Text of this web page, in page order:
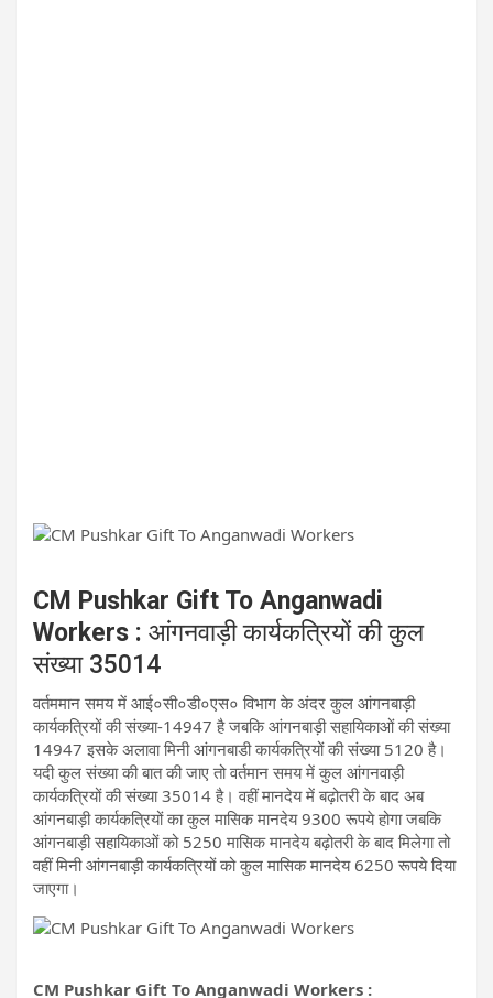
CM Pushkar Gift To Anganwadi
Workers : आंगनवाड़ी कार्यकत्रियों की कुल
संख्या 35014
वर्तममान समय में आई०सी०डी०एस० विभाग के अंदर कुल आंगनबाड़ी
कार्यकत्रियों की संख्या-14947 है जबकि आंगनबाड़ी सहायिकाओं की संख्या
14947 इसके अलावा मिनी आंगनबाडी कार्यकत्रियों की संख्या 5120 है।
यदी कुल संख्या की बात की जाए तो वर्तमान समय में कुल आंगनवाड़ी
कार्यकत्रियों की संख्या 35014 है। वहीं मानदेय में बढ़ोतरी के बाद अब
आंगनबाड़ी कार्यकत्रियों का कुल मासिक मानदेय 9300 रूपये होगा जबकि
आंगनबाड़ी सहायिकाओं को 5250 मासिक मानदेय बढ़ोतरी के बाद मिलेगा तो
वहीं मिनी आंगनबाड़ी कार्यकत्रियों को कुल मासिक मानदेय 6250 रूपये दिया
जाएगा।
CM Pushkar Gift To Anganwadi Workers :